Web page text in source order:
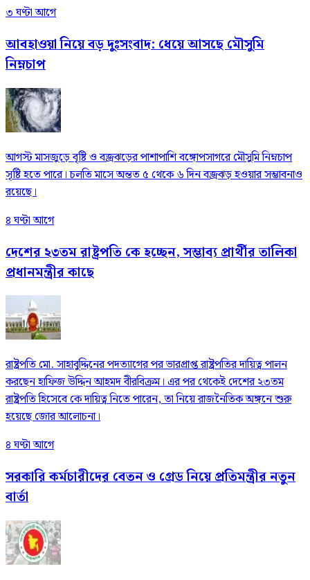
৩ ঘণ্টা আগে
আবহাওয়া নিয়ে বড় দুঃসংবাদ: ধেয়ে আসছে মৌসুমি
নিম্নচাপ
আগস্ট মাসজুড়ে বৃষ্টি ও বজ্রঝড়ের পাশাপাশি বঙ্গোপসাগরে মৌসুমি নিম্নচাপ
সৃষ্টি হতে পারে। চলতি মাসে অন্তত ৫ থেকে ৬ দিন বজ্রঝড় হওয়ার সম্ভাবনাও
রয়েছে।
৪ ঘণ্টা আগে
দেশের ২৩তম রাষ্ট্রপতি কে হচ্ছেন, সম্ভাব্য প্রার্থীর তালিকা
প্রধানমন্ত্রীর কাছে
রাষ্ট্রপতি মো. সাহাবুদ্দিনের পদত্যাগের পর ভারপ্রাপ্ত রাষ্ট্রপতির দায়িত্ব পালন
করছেন হাফিজ উদ্দিন আহমদ বীরবিক্রম। এর পর থেকেই দেশের ২৩তম
রাষ্ট্রপতি হিসেবে কে দায়িত্ব নিতে পারেন, তা নিয়ে রাজনৈতিক অঙ্গনে শুরু
হয়েছে জোর আলোচনা।
৪ ঘণ্টা আগে
সরকারি কর্মচারীদের বেতন ও গ্রেড নিয়ে প্রতিমন্ত্রীর নতুন
বার্তা